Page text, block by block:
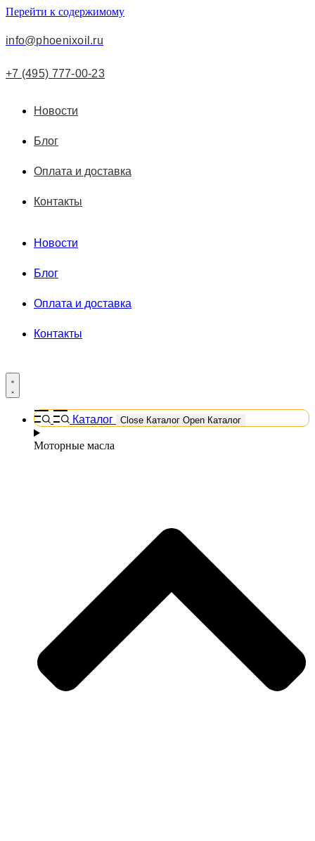
Перейти к содержимому
info@phoenixoil.ru
+7 (495) 777-00-23
Новости
Блог
Оплата и доставка
Контакты
Новости
Блог
Оплата и доставка
Контакты
Каталог Close Каталог Open Каталог
Моторные масла